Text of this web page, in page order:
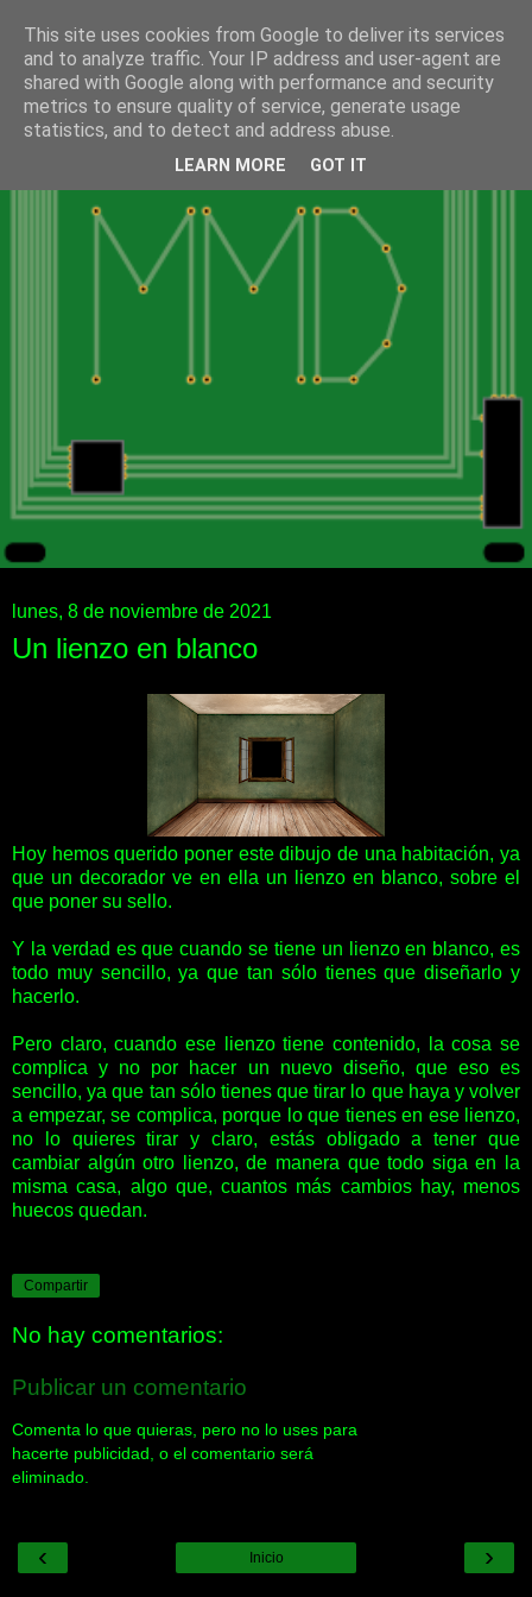
lunes, 8 de noviembre de 2021
Un lienzo en blanco
Hoy hemos querido poner este dibujo de una habitación, ya
que un decorador ve en ella un lienzo en blanco, sobre el
que poner su sello.
Y la verdad es que cuando se tiene un lienzo en blanco, es
todo muy sencillo, ya que tan sólo tienes que diseñarlo y
hacerlo.
Pero claro, cuando ese lienzo tiene contenido, la cosa se
complica y no por hacer un nuevo diseño, que eso es
sencillo, ya que tan sólo tienes que tirar lo que haya y volver
a empezar, se complica, porque lo que tienes en ese lienzo,
no lo quieres tirar y claro, estás obligado a tener que
cambiar algún otro lienzo, de manera que todo siga en la
misma casa, algo que, cuantos más cambios hay, menos
huecos quedan.
Compartir
No hay comentarios:
Publicar un comentario
Comenta lo que quieras, pero no lo uses para
hacerte publicidad, o el comentario será
eliminado.
‹ ›
Inicio
This site uses cookies from Google to deliver its services
and to analyze traffic. Your IP address and user-agent are
shared with Google along with performance and security
metrics to ensure quality of service, generate usage
statistics, and to detect and address abuse.
LEARN MORE GOT IT